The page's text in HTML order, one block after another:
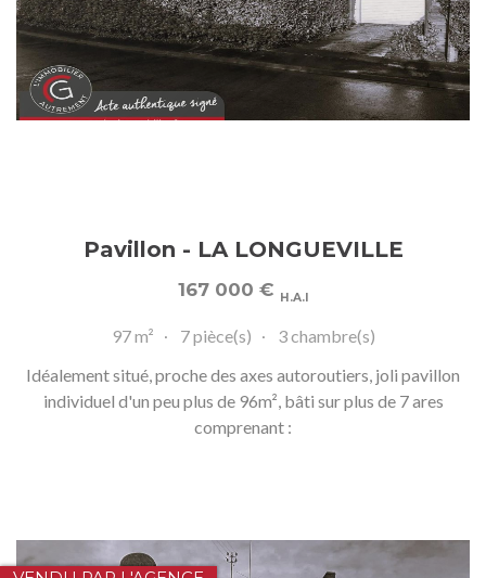
Pavillon - LA LONGUEVILLE
167 000 € H.A.I
97 m² 7 pièce(s)
3 chambre(s)
Idéalement situé, proche des axes autoroutiers, joli pavillon
individuel d'un peu plus de 96m², bâti sur plus de 7 ares
comprenant :